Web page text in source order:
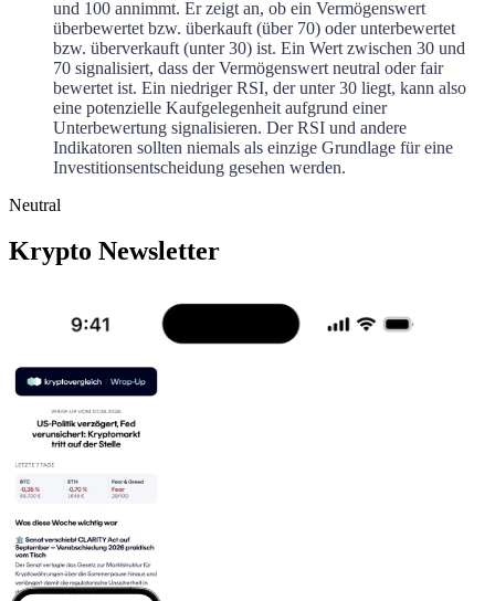
und 100 annimmt. Er zeigt an, ob ein Vermögenswert
überbewertet bzw. überkauft (über 70) oder unterbewertet
bzw. überverkauft (unter 30) ist. Ein Wert zwischen 30 und
70 signalisiert, dass der Vermögenswert neutral oder fair
bewertet ist. Ein niedriger RSI, der unter 30 liegt, kann also
eine potenzielle Kaufgelegenheit aufgrund einer
Unterbewertung signalisieren. Der RSI und andere
Indikatoren sollten niemals als einzige Grundlage für eine
Investitionsentscheidung gesehen werden.
Neutral
Krypto Newsletter